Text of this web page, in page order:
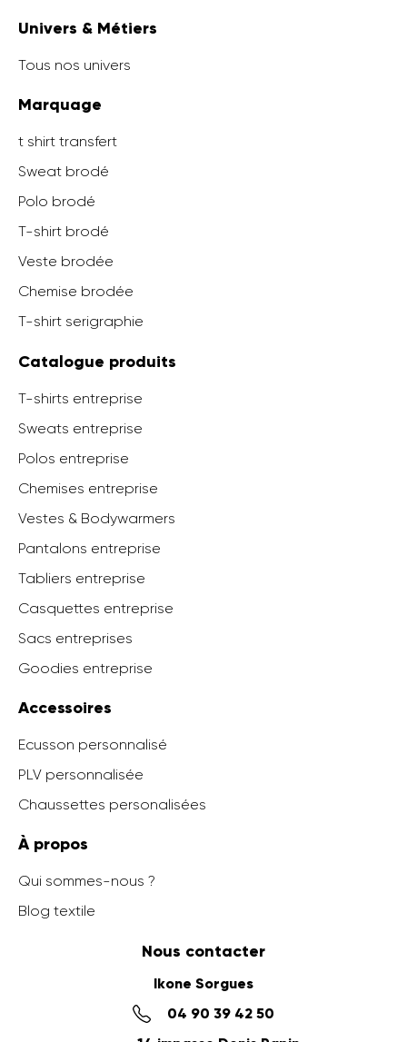
Univers & Métiers
Tous nos univers
Marquage
t shirt transfert
Sweat brodé
Polo brodé
T-shirt brodé
Veste brodée
Chemise brodée
T-shirt serigraphie
Catalogue produits
T-shirts entreprise
Sweats entreprise
Polos entreprise
Chemises entreprise
Vestes & Bodywarmers
Pantalons entreprise
Tabliers entreprise
Casquettes entreprise
Sacs entreprises
Goodies entreprise
Accessoires
Ecusson personnalisé
PLV personnalisée
Chaussettes personalisées
À propos
Qui sommes-nous ?
Blog textile
Nous contacter
Ikone Sorgues
04 90 39 42 50